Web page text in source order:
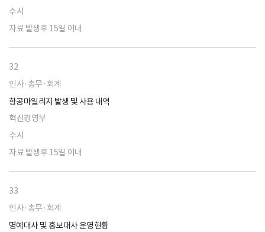
수시
자료 발생후 15일 이내
32
인사·총무·회계
항공마일리지 발생 및 사용 내역
혁신경영부
수시
자료 발생후 15일 이내
33
인사·총무·회계
명예대사 및 홍보대사 운영현황